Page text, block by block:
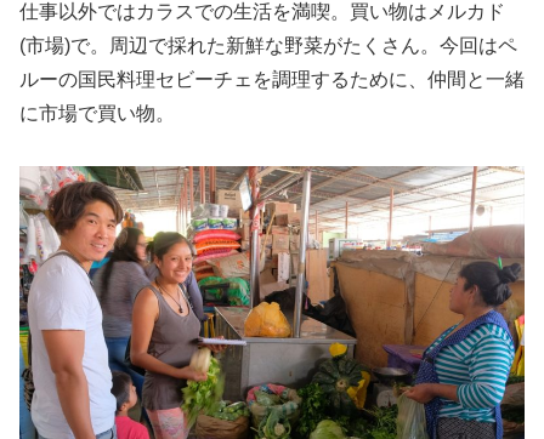
仕事以外ではカラスでの生活を満喫。買い物はメルカド
(市場)で。周辺で採れた新鮮な野菜がたくさん。今回はペ
ルーの国民料理セビーチェを調理するために、仲間と一緒
に市場で買い物。